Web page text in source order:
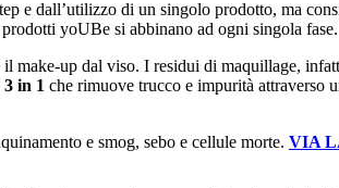
e dall’utilizzo di un singolo prodotto, ma
yoUBe si abbinano ad ogni singola fase.
make-up dal viso. I residui di maquillage,
3 in 1 che rimuove trucco e impurità attraverso
e smog, sebo e cellule morte. VIA